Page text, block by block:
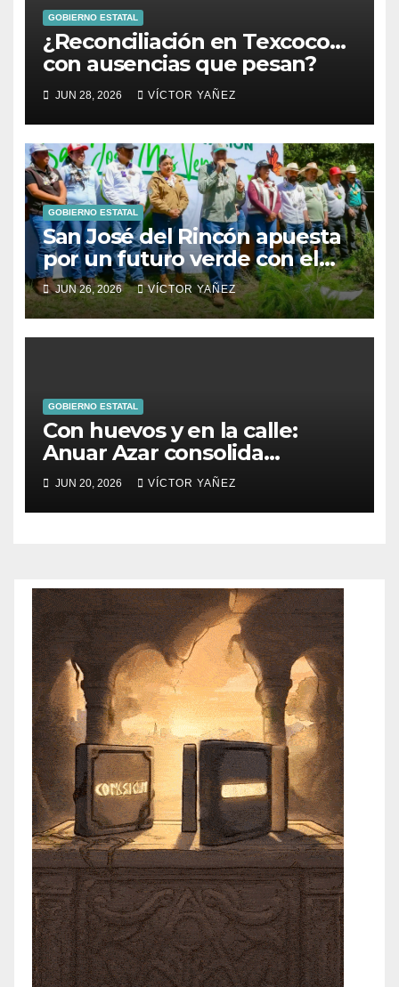
GOBIERNO ESTATAL
¿Reconciliación en Texcoco…
con ausencias que pesan?
JUN 28, 2026 VÍCTOR YAÑEZ
GOBIERNO ESTATAL
San José del Rincón apuesta
por un futuro verde con el
arranque de su Primera
Jornada de Reforestación
JUN 26, 2026 VÍCTOR YAÑEZ
GOBIERNO ESTATAL
Con huevos y en la calle:
Anuar Azar consolida
liderazgo territorial en
Atizapán de Zaragoza
JUN 20, 2026 VÍCTOR YAÑEZ